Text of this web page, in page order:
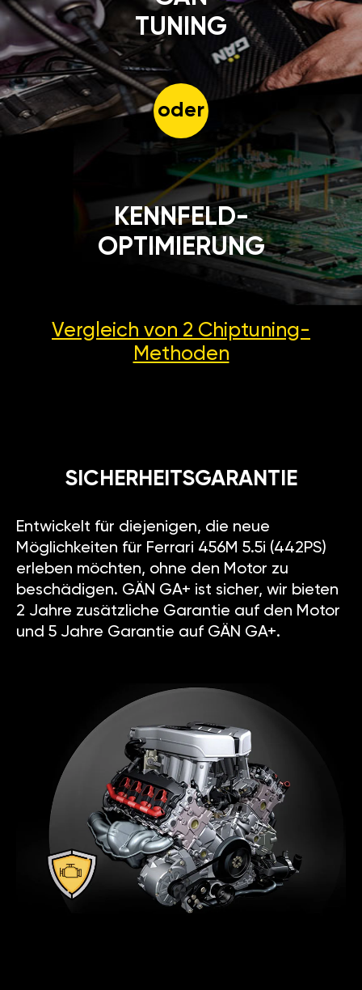
TUNING
oder
KENNFELD-
OPTIMIERUNG
Vergleich von 2 Chiptuning-
Methoden
SICHERHEITSGARANTIE
Entwickelt für diejenigen, die neue
Möglichkeiten für Ferrari 456M 5.5i (442PS)
erleben möchten, ohne den Motor zu
beschädigen. GÄN GA+ ist sicher, wir bieten
2 Jahre zusätzliche Garantie auf den Motor
und 5 Jahre Garantie auf GÄN GA+.